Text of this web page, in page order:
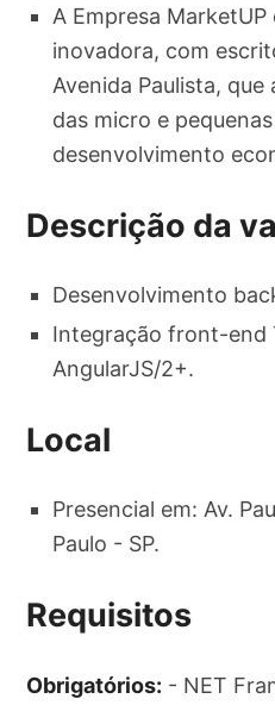
A Empresa
inovadora, com
Avenida Paulista,
das micro e
desenvolvimento
Descrição da
Desenvolvimento
Integração front-end
AngularJS/2+.
Local
Presencial em: Av.
Paulo - SP.
Requisitos
Obrigatórios: - NET